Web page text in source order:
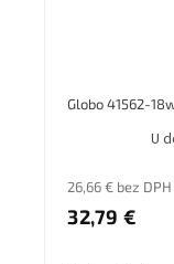
Globo 41562-
U
26,66 € bez DPH
32,79 €